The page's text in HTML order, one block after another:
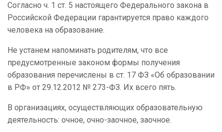
Согласно ч. 1 ст. 5 настоящего Федерального закона в
Российской Федерации гарантируется право каждого
человека на образование.
Не устанем напоминать родителям, что все
предусмотренные законом формы получения
образования перечислены в ст. 17 ФЗ «Об образовании
в РФ» от 29.12.2012 № 273-ФЗ. Их всего пять.
В организациях, осуществляющих образовательную
деятельность: очное, очно-заочное, заочное.